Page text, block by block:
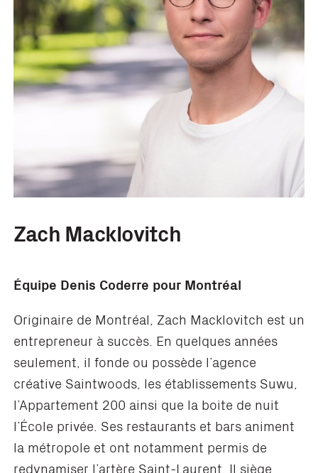
Zach Macklovitch
Équipe Denis Coderre pour Montréal
Originaire de Montréal, Zach Macklovitch est un
entrepreneur à succès. En quelques années
seulement, il fonde ou possède l’agence
créative Saintwoods, les établissements Suwu,
l’Appartement 200 ainsi que la boite de nuit
l’École privée. Ses restaurants et bars animent
la métropole et ont notamment permis de
redynamiser l’artère Saint-Laurent. Il siège